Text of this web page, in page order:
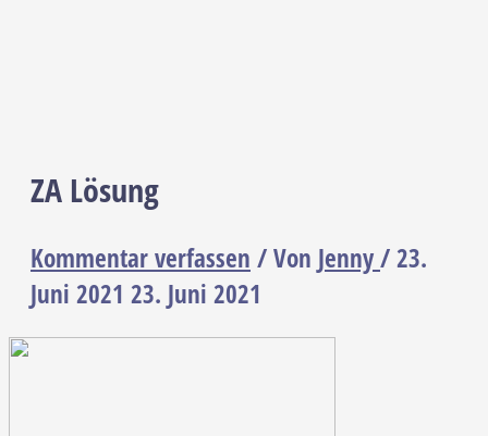
ZA Lösung
Kommentar verfassen / Von Jenny/23.
Juni 2021 23. Juni 2021